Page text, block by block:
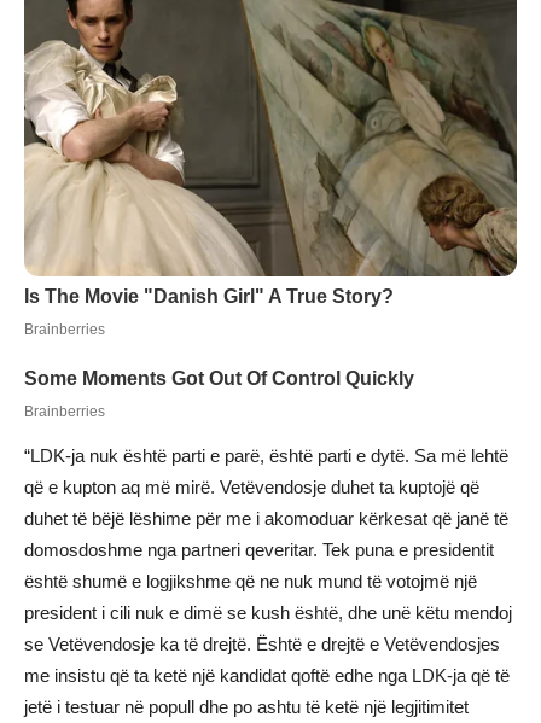
“LDK-ja nuk është parti e parë, është parti e dytë. Sa më lehtë
që e kupton aq më mirë. Vetëvendosje duhet ta kuptojë që
duhet të bëjë lëshime për me i akomoduar kërkesat që janë të
domosdoshme nga partneri qeveritar. Tek puna e presidentit
është shumë e logjikshme që ne nuk mund të votojmë një
president i cili nuk e dimë se kush është, dhe unë këtu mendoj
se Vetëvendosje ka të drejtë. Është e drejtë e Vetëvendosjes
me insistu që ta ketë një kandidat qoftë edhe nga LDK-ja që të
jetë i testuar në popull dhe po ashtu të ketë një legjitimitet